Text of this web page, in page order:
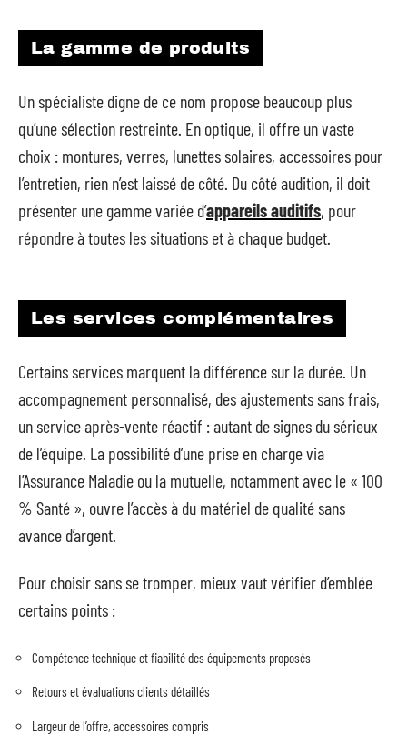
La gamme de produits
Un spécialiste digne de ce nom propose beaucoup plus
qu’une sélection restreinte. En optique, il offre un vaste
choix : montures, verres, lunettes solaires, accessoires pour
l’entretien, rien n’est laissé de côté. Du côté audition, il doit
présenter une gamme variée d’appareils auditifs, pour
répondre à toutes les situations et à chaque budget.
Les services complémentaires
Certains services marquent la différence sur la durée. Un
accompagnement personnalisé, des ajustements sans frais,
un service après-vente réactif : autant de signes du sérieux
de l’équipe. La possibilité d’une prise en charge via
l’Assurance Maladie ou la mutuelle, notamment avec le « 100
% Santé », ouvre l’accès à du matériel de qualité sans
avance d’argent.
Pour choisir sans se tromper, mieux vaut vérifier d’emblée
certains points :
Compétence technique et fiabilité des équipements proposés
Retours et évaluations clients détaillés
Largeur de l’offre, accessoires compris